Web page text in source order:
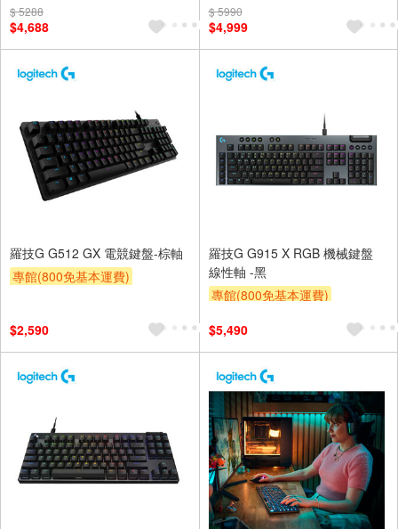
$ 5288
$4,688
$ 5990
$4,999
羅技G G512 GX 電競鍵盤-棕軸
專館(800免基本運費)
$2,590
羅技G G915 X RGB 機械鍵盤
線性軸 -黑
專館(800免基本運費)
$5,490